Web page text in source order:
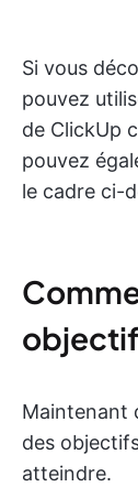
Si vous
pouvez
de ClickUp
pouvez
le cadre ci-
Maintenant
des
atteindre.